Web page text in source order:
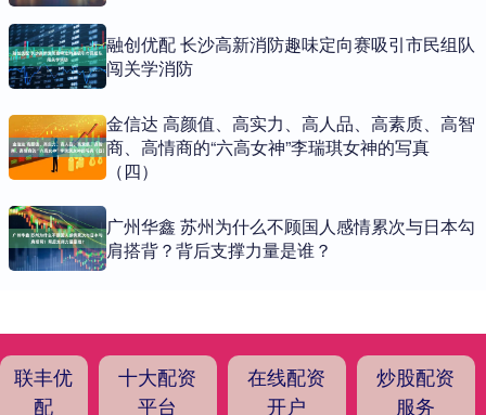
融创优配 长沙高新消防趣味定向赛吸引市民组队
闯关学消防
金信达 高颜值、高实力、高人品、高素质、高智
商、高情商的“六高女神”李瑞琪女神的写真
（四）
广州华鑫 苏州为什么不顾国人感情累次与日本勾
肩搭背？背后支撑力量是谁？
联丰优
配
十大配资
平台
在线配资
开户
炒股配资
服务